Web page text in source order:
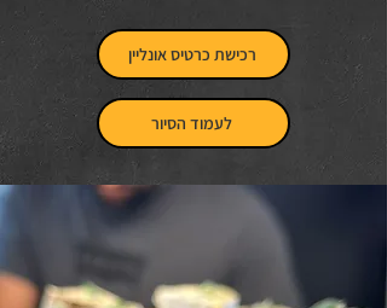
רכישת כרטיס אונליין
לעמוד הסיור